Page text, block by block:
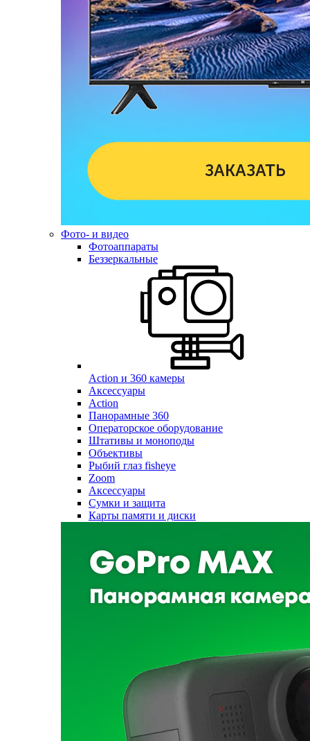
Фото- и видео
Фотоаппараты
Беззеркальные
Action и 360 камеры
Аксессуары
Action
Панорамные 360
Операторское оборудование
Штативы и моноподы
Объективы
Рыбий глаз fisheye
Zoom
Аксессуары
Сумки и защита
Карты памяти и диски